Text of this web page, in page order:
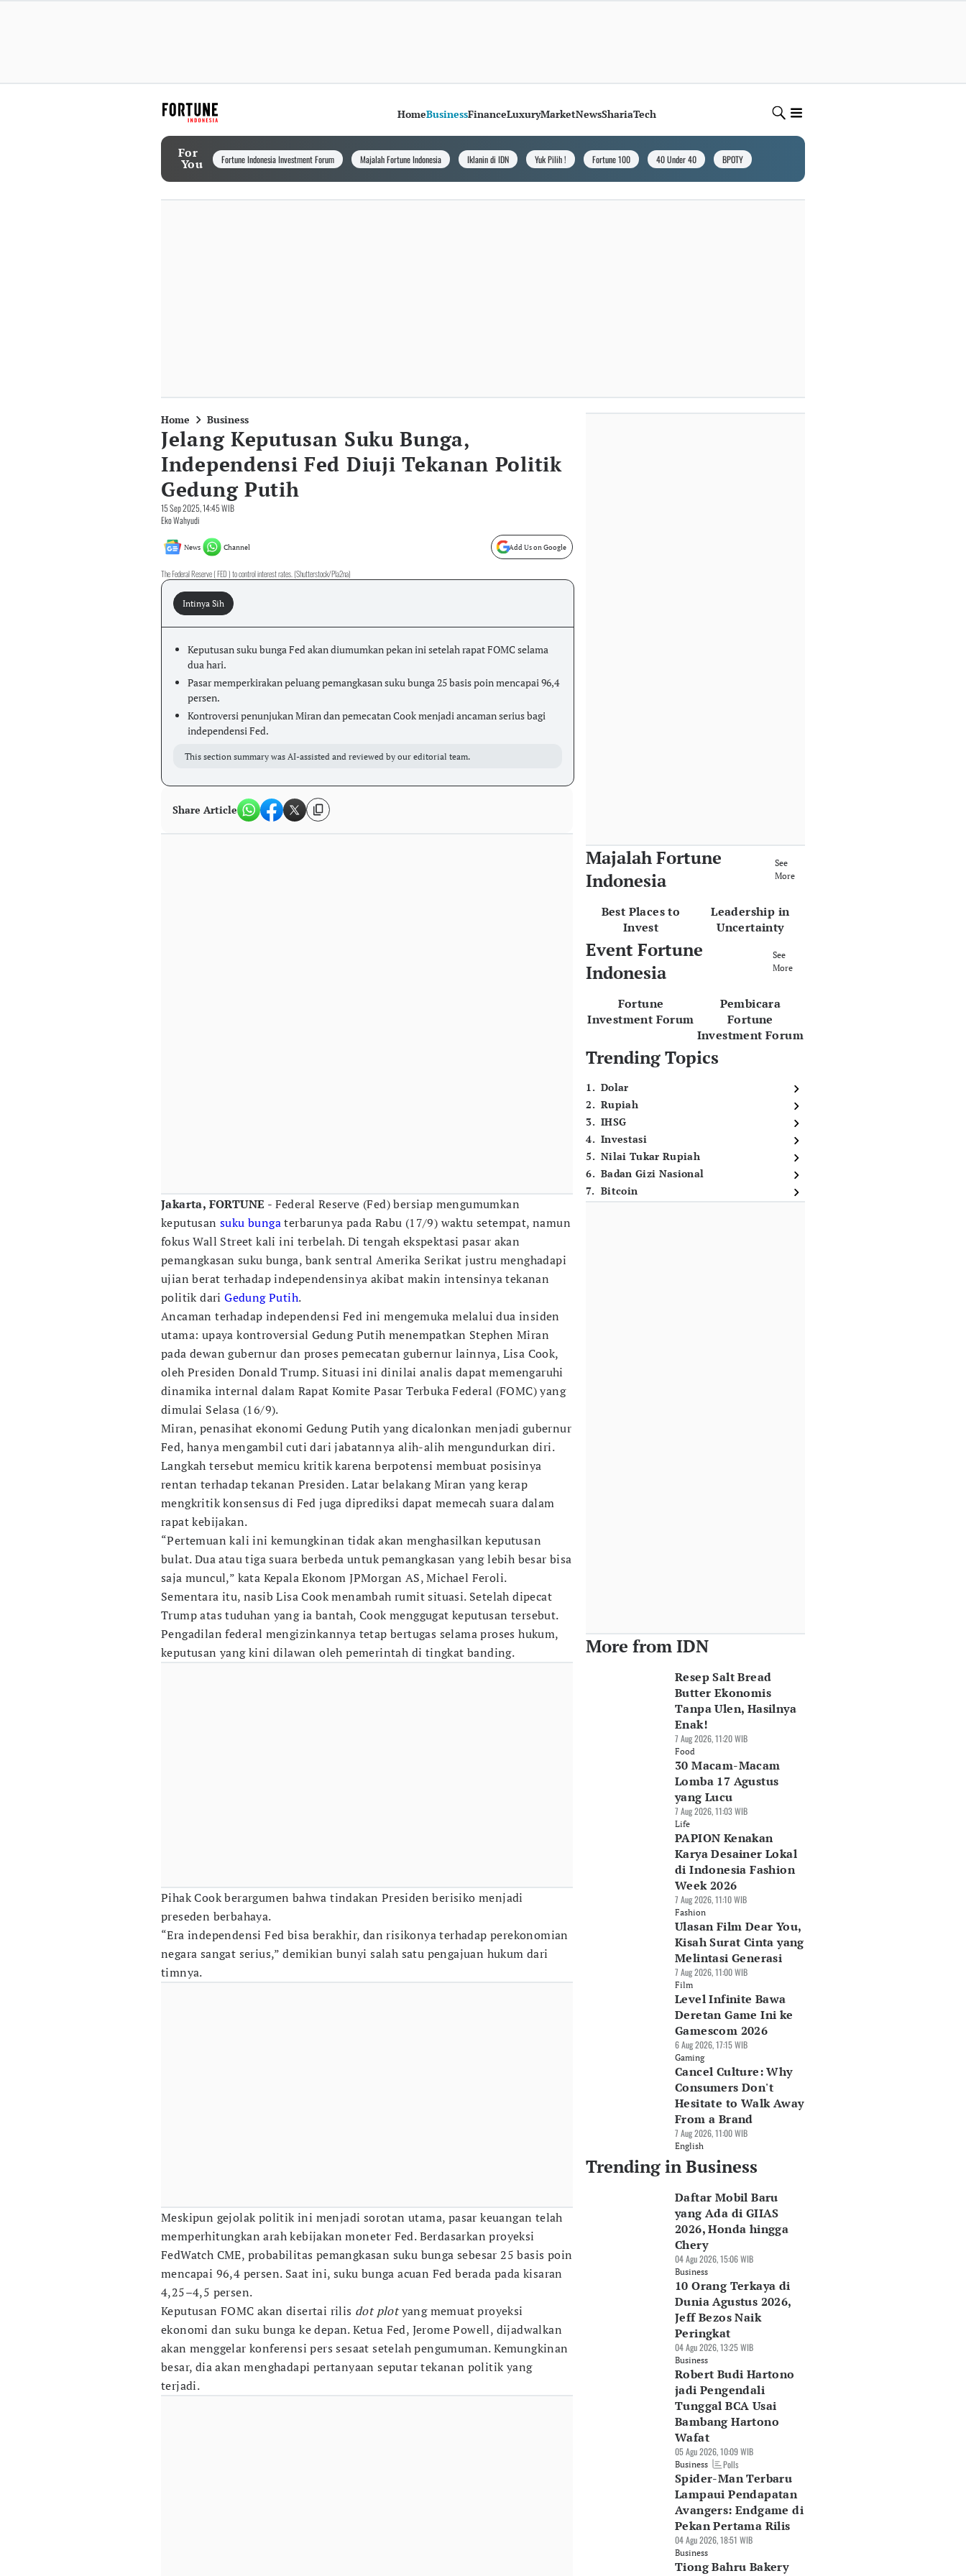
HomeBusinessFinanceLuxuryMarketNewsShariaTech
For
You Fortune Indonesia Investment Forum Majalah Fortune Indonesia Iklanin di IDN Yuk Pilih ! Fortune 100 40 Under 40 BPOTY
Home Business
Jelang Keputusan Suku Bunga,
Independensi Fed Diuji Tekanan Politik
Gedung Putih
15 Sep 2025, 14:45 WIB
Eko Wahyudi
News Channel Add Us on Google
The Federal Reserve ( FED ) to control interest rates. (Shutterstock/Pla2na)
Intinya Sih
Keputusan suku bunga Fed akan diumumkan pekan ini setelah rapat FOMC selama
dua hari.
Pasar memperkirakan peluang pemangkasan suku bunga 25 basis poin mencapai 96,4
persen.
Kontroversi penunjukan Miran dan pemecatan Cook menjadi ancaman serius bagi
independensi Fed.
This section summary was AI-assisted and reviewed by our editorial team.
Share Article
Jakarta, FORTUNE - Federal Reserve (Fed) bersiap mengumumkan
keputusansuku bungaterbarunya pada Rabu (17/9) waktu setempat, namun
fokus Wall Street kali ini terbelah. Di tengah ekspektasi pasar akan
pemangkasan suku bunga, bank sentral Amerika Serikat justru menghadapi
ujian berat terhadap independensinya akibat makin intensinya tekanan
politik dariGedung Putih.
Ancaman terhadap independensi Fed ini mengemuka melalui dua insiden
utama: upaya kontroversial Gedung Putih menempatkan Stephen Miran
pada dewan gubernur dan proses pemecatan gubernur lainnya, Lisa Cook,
oleh Presiden Donald Trump. Situasi ini dinilai analis dapat memengaruhi
dinamika internal dalam Rapat Komite Pasar Terbuka Federal (FOMC) yang
dimulai Selasa (16/9).
Miran, penasihat ekonomi Gedung Putih yang dicalonkan menjadi gubernur
Fed, hanya mengambil cuti dari jabatannya alih-alih mengundurkan diri.
Langkah tersebut memicu kritik karena berpotensi membuat posisinya
rentan terhadap tekanan Presiden. Latar belakang Miran yang kerap
mengkritik konsensus di Fed juga diprediksi dapat memecah suara dalam
rapat kebijakan.
“Pertemuan kali ini kemungkinan tidak akan menghasilkan keputusan
bulat. Dua atau tiga suara berbeda untuk pemangkasan yang lebih besar bisa
saja muncul,” kata Kepala Ekonom JPMorgan AS, Michael Feroli.
Sementara itu, nasib Lisa Cook menambah rumit situasi. Setelah dipecat
Trump atas tuduhan yang ia bantah, Cook menggugat keputusan tersebut.
Pengadilan federal mengizinkannya tetap bertugas selama proses hukum,
keputusan yang kini dilawan oleh pemerintah di tingkat banding.
Pihak Cook berargumen bahwa tindakan Presiden berisiko menjadi
preseden berbahaya.
“Era independensi Fed bisa berakhir, dan risikonya terhadap perekonomian
negara sangat serius,” demikian bunyi salah satu pengajuan hukum dari
timnya.
Meskipun gejolak politik ini menjadi sorotan utama, pasar keuangan telah
memperhitungkan arah kebijakan moneter Fed. Berdasarkan proyeksi
FedWatch CME, probabilitas pemangkasan suku bunga sebesar 25 basis poin
mencapai 96,4 persen. Saat ini, suku bunga acuan Fed berada pada kisaran
4,25–4,5 persen.
Keputusan FOMC akan disertai rilis dot plotyang memuat proyeksi
ekonomi dan suku bunga ke depan. Ketua Fed, Jerome Powell, dijadwalkan
akan menggelar konferensi pers sesaat setelah pengumuman. Kemungkinan
besar, dia akan menghadapi pertanyaan seputar tekanan politik yang
terjadi.
Majalah Fortune
Indonesia
See
More
Best Places to
Invest
Leadership in
Uncertainty
Event Fortune
Indonesia
See
More
Fortune
Investment Forum
Pembicara
Fortune
Investment Forum
Trending Topics
1. Dolar
2. Rupiah
3. IHSG
4. Investasi
5. Nilai Tukar Rupiah
6. Badan Gizi Nasional
7. Bitcoin
More from IDN
Resep Salt Bread
Butter Ekonomis
Tanpa Ulen, Hasilnya
Enak!
7 Aug 2026, 11:20 WIB
Food
30 Macam-Macam
Lomba 17 Agustus
yang Lucu
7 Aug 2026, 11:03 WIB
Life
PAPION Kenakan
Karya Desainer Lokal
di Indonesia Fashion
Week 2026
7 Aug 2026, 11:10 WIB
Fashion
Ulasan Film Dear You,
Kisah Surat Cinta yang
Melintasi Generasi
7 Aug 2026, 11:00 WIB
Film
Level Infinite Bawa
Deretan Game Ini ke
Gamescom 2026
6 Aug 2026, 17:15 WIB
Gaming
Cancel Culture: Why
Consumers Don't
Hesitate to Walk Away
From a Brand
7 Aug 2026, 11:00 WIB
English
Trending in Business
Daftar Mobil Baru
yang Ada di GIIAS
2026, Honda hingga
Chery
04 Agu 2026, 15:06 WIB
Business
10 Orang Terkaya di
Dunia Agustus 2026,
Jeff Bezos Naik
Peringkat
04 Agu 2026, 13:25 WIB
Business
Robert Budi Hartono
jadi Pengendali
Tunggal BCA Usai
Bambang Hartono
Wafat
05 Agu 2026, 10:09 WIB
Business Polls
Spider-Man Terbaru
Lampaui Pendapatan
Avangers: Endgame di
Pekan Pertama Rilis
04 Agu 2026, 18:51 WIB
Business
Tiong Bahru Bakery